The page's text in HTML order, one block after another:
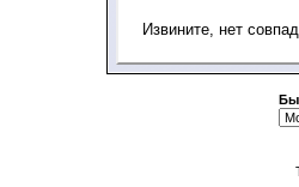
Извините, нет